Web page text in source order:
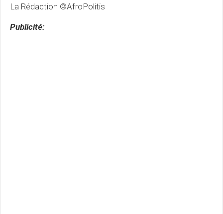
La Rédaction ©AfroPolitis
Publicité: